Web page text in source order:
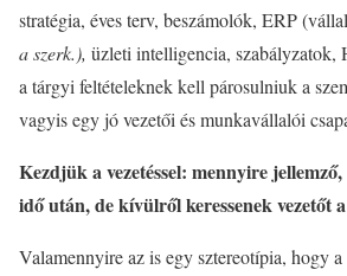
stratégia, éves terv, beszámolók, ERP
a szerk.), üzleti intelligencia, szabályzatok,
a tárgyi feltételeknek kell párosulniuk a
vagyis egy jó vezetői és munkavállalói
Kezdjük a vezetéssel: mennyire
idő után, de kívülről keressenek vezetőt
Valamennyire az is egy sztereotípia, hogy